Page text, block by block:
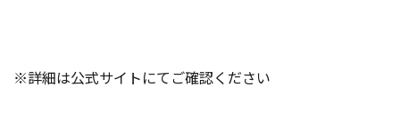
※詳細は公式サイトにてご確認ください